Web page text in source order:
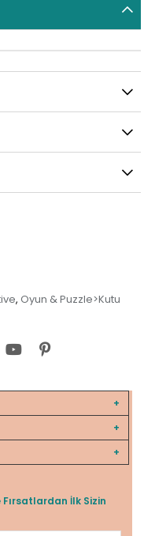
, Oyun & Puzzle>Kutu
İlk Sizin